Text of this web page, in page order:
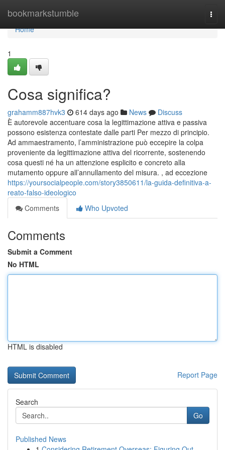
bookmarkstumble
Home
Home
1
Cosa significa?
grahamm887hvk3 614 days ago News
Discuss
È autorevole accentuare cosa la legittimazione attiva e passiva
possono esistenza contestate dalle parti Per mezzo di principio.
Ad ammaestramento, l’amministrazione può eccepire la colpa
proveniente da legittimazione attiva del ricorrente, sostenendo
cosa questi né ha un attenzione esplicito e concreto alla
mutamento oppure all’annullamento del misura. , ad eccezione
https://yoursocialpeople.com/story3850611/la-guida-definitiva-a-
reato-falso-ideologico
Comments
Who Upvoted
Comments
Submit a Comment
No HTML
HTML is disabled
Report Page
Search
Go
Published News